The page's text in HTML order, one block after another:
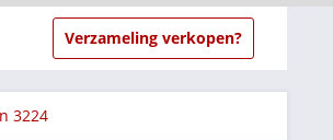
Via Multisafepay (veilig via SSL)
Verzameling verkopen?
3224